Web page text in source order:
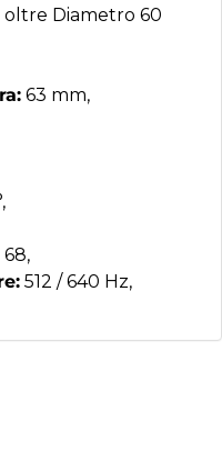
oltre Diametro 60
63 mm,
68,
512 / 640 Hz,